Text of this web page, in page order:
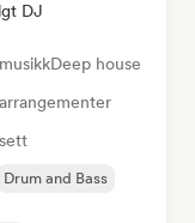
DJ
Deep house
Drum and Bass